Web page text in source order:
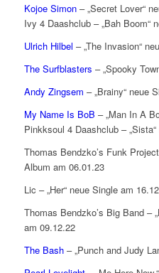
Kojoe Simon– „Secret Lover“
Ivy 4 Daashclub – „Bah Boom“
Ulrich Hilbel – „The Invasion“
The Surfblasters – „Spooky
Andy Zingsem – „Brainy“ neue
My Name Is BoB – „Man In A
Pinkksoul 4 Daashclub –
Thomas Bendzko’s Funk
Album am 06.01.23
Lic – „Her“ neue Single am
Thomas Bendzko’s Big Band –
am 09.12.22
The Bash– „Punch and Judy